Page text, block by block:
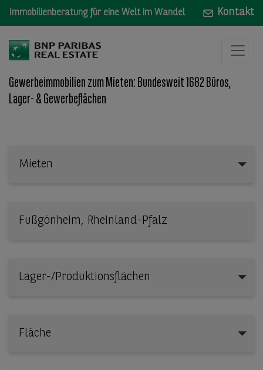
Immobilienberatung für eine Welt im Wandel Kontakt
Gewerbeimmobilien zum Mieten: Bundesweit 1682 Büros,
Lager- & Gewerbeflächen
Mieten
Lager-/Produktionsflächen
Fläche